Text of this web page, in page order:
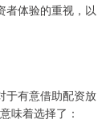
者体验的重视，以
于有意借助配资放
味着选择了：